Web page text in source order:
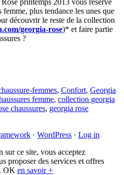
femme, plus tendance les unes que
découvrir le reste de la collection
georgia-rose)* et faire partie
?
femmes, Confort, Georgia
femme, collection georgia
chaussures, georgia rose
· WordPress · Log in
ce site, vous acceptez
proposer des services et offres
OK en savoir +